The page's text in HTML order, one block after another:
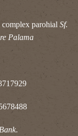
parohial Sf.
Palama
.